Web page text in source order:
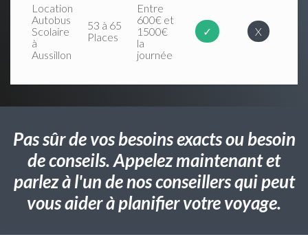
Location
Autobus
Scolaire
à
Aussillon
53 à 65
Places
Entre
600€ et
1500€
la
journée
✓ X
Pas sûr de vos besoins exacts ou besoin
de conseils. Appelez maintenant et
parlez à l'un de nos conseillers qui peut
vous aider à planifier votre voyage.